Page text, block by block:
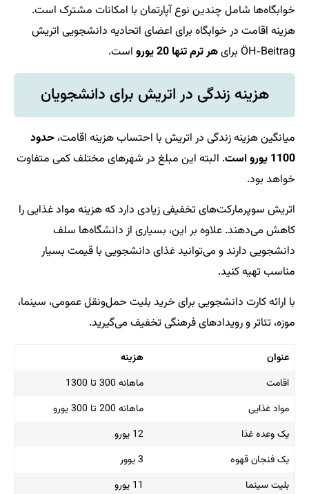
خوابگاه‌ها شامل چندین نوع آپارتمان با امکانات مشترک است.
هزینه اقامت در خوابگاه برای اعضای اتحادیه دانشجویی اتریش
ÖH-Beitrag برای
هر ترم تنها 20 یورو است.
هزینه زندگی در اتریش برای دانشجویان
میانگین هزینه زندگی در اتریش با احتساب هزینه اقامت، حدود
1100 یورو است
. البته این مبلغ در شهرهای مختلف کمی متفاوت
خواهد بود.
اتریش سوپرمارکت‌های تخفیفی زیادی دارد که هزینه مواد غذایی را
کاهش می‌دهند. علاوه بر این، بسیاری از دانشگاه‌ها سلف
دانشجویی دارند و می‌توانید غذای دانشجویی با قیمت بسیار
مناسب تهیه کنید.
با ارائه کارت دانشجویی برای خرید بلیت حمل‌ونقل عمومی، سینما،
موزه، تئاتر و رویدادهای فرهنگی تخفیف می‌گیرید.
عنوان
هزینه
اقامت
ماهانه 300 تا 1300
مواد غذایی
ماهانه 200 تا 300 یورو
یک وعده غذا
12 یورو
یک فنجان قهوه
3 یوور
بلیت سینما
11 یورو